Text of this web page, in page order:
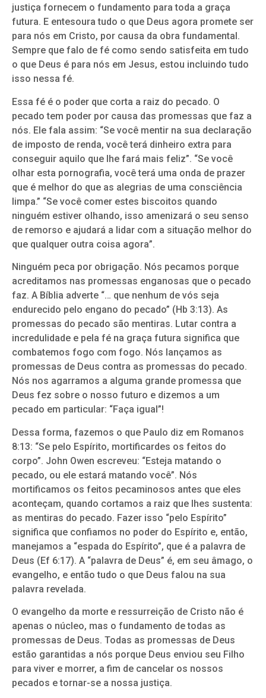
justiça fornecem o fundamento para toda a graça
futura. E entesoura tudo o que Deus agora promete ser
para nós em Cristo, por causa da obra fundamental.
Sempre que falo de fé como sendo satisfeita em tudo
o que Deus é para nós em Jesus, estou incluindo tudo
isso nessa fé.
Essa fé é o poder que corta a raiz do pecado. O
pecado tem poder por causa das promessas que faz a
nós. Ele fala assim: “Se você mentir na sua declaração
de imposto de renda, você terá dinheiro extra para
conseguir aquilo que lhe fará mais feliz”. “Se você
olhar esta pornografia, você terá uma onda de prazer
que é melhor do que as alegrias de uma consciência
limpa.” “Se você comer estes biscoitos quando
ninguém estiver olhando, isso amenizará o seu senso
de remorso e ajudará a lidar com a situação melhor do
que qualquer outra coisa agora”.
Ninguém peca por obrigação. Nós pecamos porque
acreditamos nas promessas enganosas que o pecado
faz. A Bíblia adverte “… que nenhum de vós seja
endurecido pelo engano do pecado” (Hb 3:13). As
promessas do pecado são mentiras. Lutar contra a
incredulidade e pela fé na graça futura significa que
combatemos fogo com fogo. Nós lançamos as
promessas de Deus contra as promessas do pecado.
Nós nos agarramos a alguma grande promessa que
Deus fez sobre o nosso futuro e dizemos a um
pecado em particular: “Faça igual”!
Dessa forma, fazemos o que Paulo diz em Romanos
8:13: “Se pelo Espírito, mortificardes os feitos do
corpo”. John Owen escreveu: “Esteja matando o
pecado, ou ele estará matando você”. Nós
mortificamos os feitos pecaminosos antes que eles
aconteçam, quando cortamos a raiz que lhes sustenta:
as mentiras do pecado. Fazer isso “pelo Espírito”
significa que confiamos no poder do Espírito e, então,
manejamos a “espada do Espírito”, que é a palavra de
Deus (Ef 6:17). A “palavra de Deus” é, em seu âmago, o
evangelho, e então tudo o que Deus falou na sua
palavra revelada.
O evangelho da morte e ressurreição de Cristo não é
apenas o núcleo, mas o fundamento de todas as
promessas de Deus. Todas as promessas de Deus
estão garantidas a nós porque Deus enviou seu Filho
para viver e morrer, a fim de cancelar os nossos
pecados e tornar-se a nossa justiça.